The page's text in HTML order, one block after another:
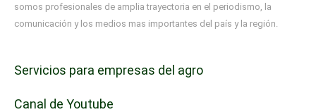
somos profesionales de amplia trayectoria en el periodismo, la
comunicación y los medios mas importantes del país y la región.
Servicios para empresas del agro
Canal de Youtube